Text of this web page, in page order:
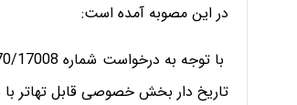
در این مصوبه آمده است:
تاریخ دار بخش خصوصی قابل تهاتر